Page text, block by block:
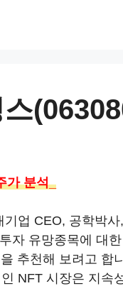
가 분석_
기업 CEO, 공학박
자 유망종목에 대
추천해 보려고 합
NFT 시장은 지속